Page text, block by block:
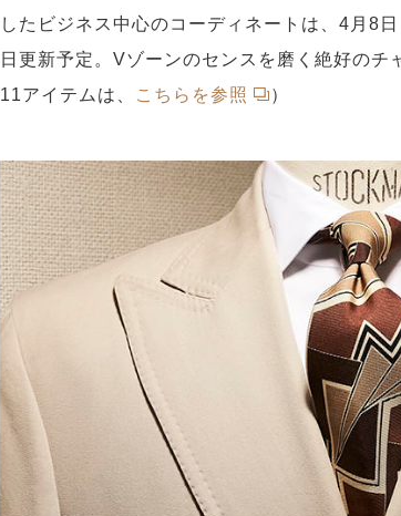
したビジネス中心のコーディネートは、4月8
日更新予定。Vゾーンのセンスを磨く絶好のチ
11アイテムは、
こちらを参照 ）